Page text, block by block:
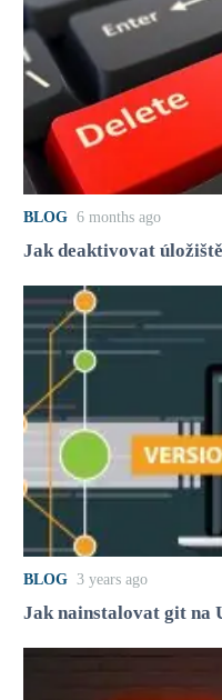
BLOG 6 months ago
Jak deaktivovat
BLOG 3 years ago
Jak nainstalovat git na